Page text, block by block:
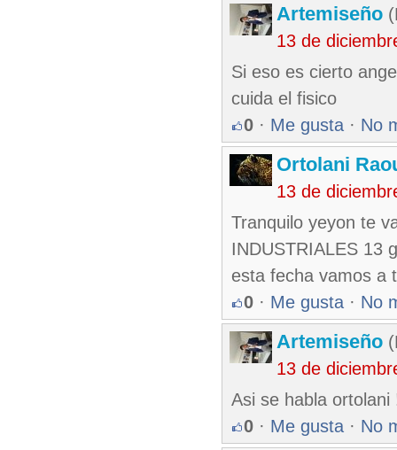
Artemiseño
13 de
Si eso es cierto
cuida el fisico
0 · Me gusta · No
Ortolani
13 de
Tranquilo yeyon te
INDUSTRIALES 13
esta fecha vamos a
0 · Me gusta · No
Artemiseño
13 de
Asi se habla
0 · Me gusta · No